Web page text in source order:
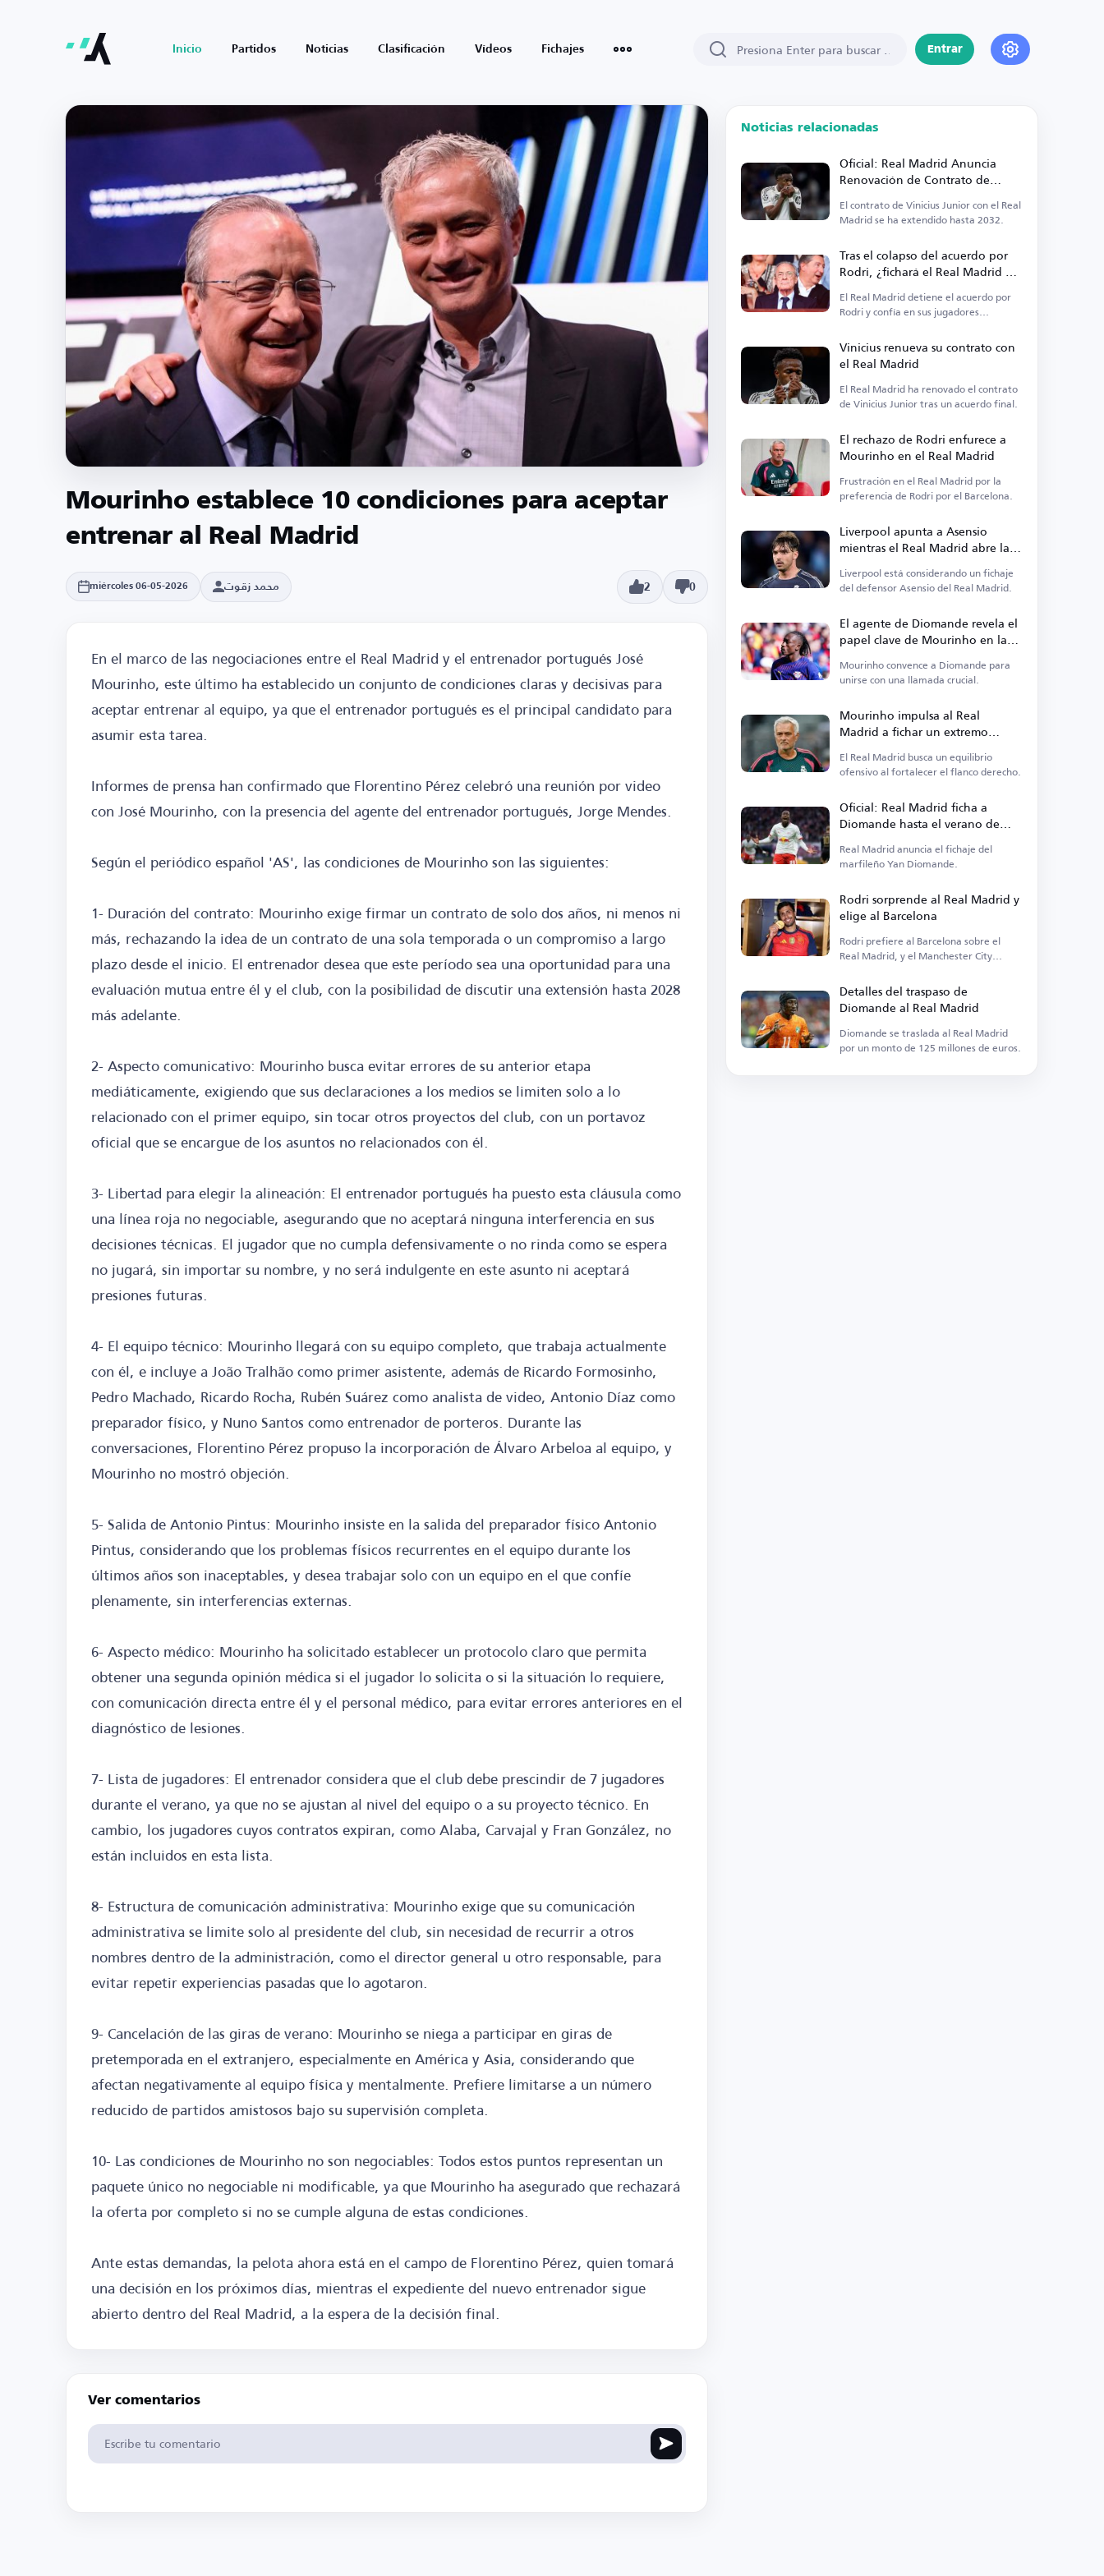
Inicio Partidos Noticias Clasificación Vídeos Fichajes Entrar
Mourinho establece 10 condiciones para aceptar
entrenar al Real Madrid
miércoles 06-05-2026 محمد زقوت 2 0
En el marco de las negociaciones entre el Real Madrid y el entrenador portugués José
Mourinho, este último ha establecido un conjunto de condiciones claras y decisivas para
aceptar entrenar al equipo, ya que el entrenador portugués es el principal candidato para
asumir esta tarea.
Informes de prensa han confirmado que Florentino Pérez celebró una reunión por video
con José Mourinho, con la presencia del agente del entrenador portugués, Jorge Mendes.
Según el periódico español 'AS', las condiciones de Mourinho son las siguientes:
1- Duración del contrato: Mourinho exige firmar un contrato de solo dos años, ni menos ni
más, rechazando la idea de un contrato de una sola temporada o un compromiso a largo
plazo desde el inicio. El entrenador desea que este período sea una oportunidad para una
evaluación mutua entre él y el club, con la posibilidad de discutir una extensión hasta 2028
más adelante.
2- Aspecto comunicativo: Mourinho busca evitar errores de su anterior etapa
mediáticamente, exigiendo que sus declaraciones a los medios se limiten solo a lo
relacionado con el primer equipo, sin tocar otros proyectos del club, con un portavoz
oficial que se encargue de los asuntos no relacionados con él.
3- Libertad para elegir la alineación: El entrenador portugués ha puesto esta cláusula como
una línea roja no negociable, asegurando que no aceptará ninguna interferencia en sus
decisiones técnicas. El jugador que no cumpla defensivamente o no rinda como se espera
no jugará, sin importar su nombre, y no será indulgente en este asunto ni aceptará
presiones futuras.
4- El equipo técnico: Mourinho llegará con su equipo completo, que trabaja actualmente
con él, e incluye a João Tralhão como primer asistente, además de Ricardo Formosinho,
Pedro Machado, Ricardo Rocha, Rubén Suárez como analista de video, Antonio Díaz como
preparador físico, y Nuno Santos como entrenador de porteros. Durante las
conversaciones, Florentino Pérez propuso la incorporación de Álvaro Arbeloa al equipo, y
Mourinho no mostró objeción.
5- Salida de Antonio Pintus: Mourinho insiste en la salida del preparador físico Antonio
Pintus, considerando que los problemas físicos recurrentes en el equipo durante los
últimos años son inaceptables, y desea trabajar solo con un equipo en el que confíe
plenamente, sin interferencias externas.
6- Aspecto médico: Mourinho ha solicitado establecer un protocolo claro que permita
obtener una segunda opinión médica si el jugador lo solicita o si la situación lo requiere,
con comunicación directa entre él y el personal médico, para evitar errores anteriores en el
diagnóstico de lesiones.
7- Lista de jugadores: El entrenador considera que el club debe prescindir de 7 jugadores
durante el verano, ya que no se ajustan al nivel del equipo o a su proyecto técnico. En
cambio, los jugadores cuyos contratos expiran, como Alaba, Carvajal y Fran González, no
están incluidos en esta lista.
8- Estructura de comunicación administrativa: Mourinho exige que su comunicación
administrativa se limite solo al presidente del club, sin necesidad de recurrir a otros
nombres dentro de la administración, como el director general u otro responsable, para
evitar repetir experiencias pasadas que lo agotaron.
9- Cancelación de las giras de verano: Mourinho se niega a participar en giras de
pretemporada en el extranjero, especialmente en América y Asia, considerando que
afectan negativamente al equipo física y mentalmente. Prefiere limitarse a un número
reducido de partidos amistosos bajo su supervisión completa.
10- Las condiciones de Mourinho no son negociables: Todos estos puntos representan un
paquete único no negociable ni modificable, ya que Mourinho ha asegurado que rechazará
la oferta por completo si no se cumple alguna de estas condiciones.
Ante estas demandas, la pelota ahora está en el campo de Florentino Pérez, quien tomará
una decisión en los próximos días, mientras el expediente del nuevo entrenador sigue
abierto dentro del Real Madrid, a la espera de la decisión final.
Ver comentarios
Noticias relacionadas
Oficial: Real Madrid Anuncia
Renovación de Contrato de
Vinicius
El contrato de Vinicius Junior con el Real
Madrid se ha extendido hasta 2032.
Tras el colapso del acuerdo por
Rodri, ¿fichará el Real Madrid a
un centrocampista?
El Real Madrid detiene el acuerdo por
Rodri y confía en sus jugadores
Vinicius renueva su contrato con
el Real Madrid
El Real Madrid ha renovado el contrato
de Vinicius Junior tras un acuerdo final.
El rechazo de Rodri enfurece a
Mourinho en el Real Madrid
Frustración en el Real Madrid por la
preferencia de Rodri por el Barcelona.
Liverpool apunta a Asensio
mientras el Real Madrid abre la
puerta a su salida
Liverpool está considerando un fichaje
del defensor Asensio del Real Madrid.
El agente de Diomande revela el
papel clave de Mourinho en la
transferencia
Mourinho convence a Diomande para
unirse con una llamada crucial.
Mourinho impulsa al Real
Madrid a fichar un extremo
derecho
El Real Madrid busca un equilibrio
ofensivo al fortalecer el flanco derecho.
Oficial: Real Madrid ficha a
Diomande hasta el verano de
2033
Real Madrid anuncia el fichaje del
marfileño Yan Diomande.
Rodri sorprende al Real Madrid y
elige al Barcelona
Rodri prefiere al Barcelona sobre el
Real Madrid, y el Manchester City
Detalles del traspaso de
Diomande al Real Madrid
Diomande se traslada al Real Madrid
por un monto de 125 millones de euros.